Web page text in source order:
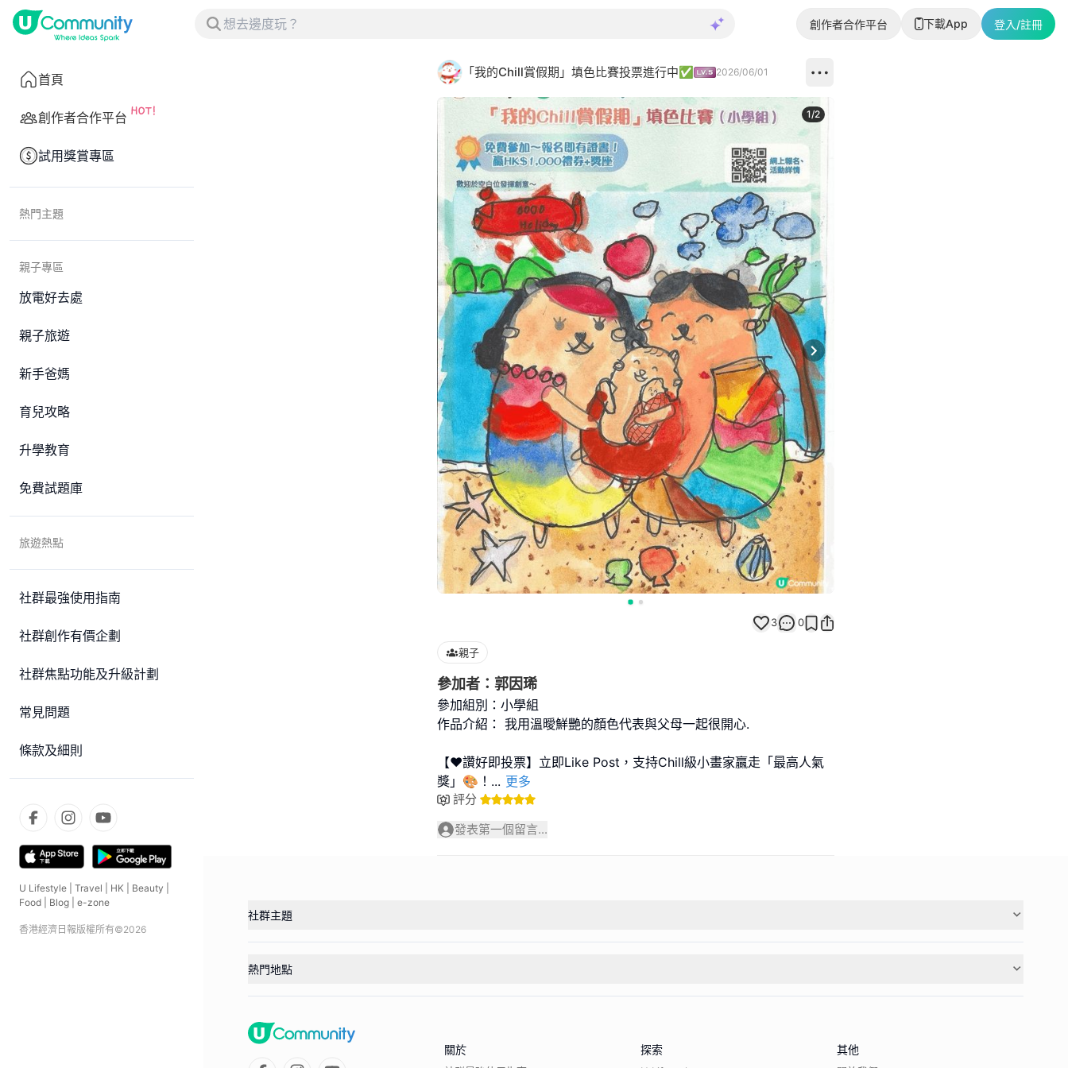
創作者合作平台 下載App 登入/註冊
首頁
創作者合作平台
試用獎賞專區
熱門主題
親子專區
放電好去處
親子旅遊
新手爸媽
育兒攻略
升學教育
免費試題庫
旅遊熱點
社群最強使用指南
社群創作有價企劃
社群焦點功能及升級計劃
常見問題
條款及細則
U Lifestyle Travel HK Beauty
Food
Blog e-zone
香港經濟日報版權所有©2026
「我的Chill賞假期」填色比賽投票進行中✅ 2026/06/01
Next slide
1/2
3 0
親子
參加者：郭因琋
參加組別：小學組
作品介紹： 我用溫曖鮮艷的顏色代表與父母一起很開心.
【❤️讚好即投票】立即Like Post，支持Chill級小畫家贏走「最高人氣
獎」🎨！ ... 更多
評分
發表第一個留言...
社群主題
熱門地點
關於 探索 其他